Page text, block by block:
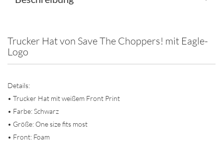
Trucker Hat von Save The Choppers! mit Eagle-
Logo
Details:
• Trucker Hat mit weißem Front Print
• Farbe: Schwarz
• Größe: One size fits most
• Front: Foam